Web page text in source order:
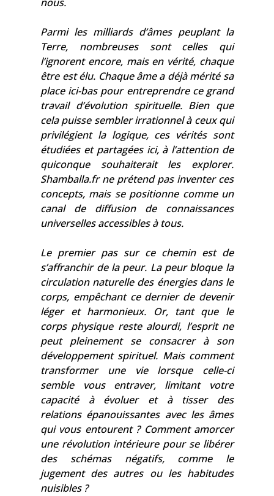
Parmi les milliards d’âmes peuplant la
Terre, nombreuses sont celles qui
l’ignorent encore, mais en vérité, chaque
être est élu. Chaque âme a déjà mérité sa
place ici-bas pour entreprendre ce grand
travail d’évolution spirituelle. Bien que
cela puisse sembler irrationnel à ceux qui
privilégient la logique, ces vérités sont
étudiées et partagées ici, à l’attention de
quiconque souhaiterait les explorer.
Shamballa.fr ne prétend pas inventer ces
concepts, mais se positionne comme un
canal de diffusion de connaissances
universelles accessibles à tous.
Le premier pas sur ce chemin est de
s’affranchir de la peur. La peur bloque la
circulation naturelle des énergies dans le
corps, empêchant ce dernier de devenir
léger et harmonieux. Or, tant que le
corps physique reste alourdi, l’esprit ne
peut pleinement se consacrer à son
développement spirituel. Mais comment
transformer une vie lorsque celle-ci
semble vous entraver, limitant votre
capacité à évoluer et à tisser des
relations épanouissantes avec les âmes
qui vous entourent ? Comment amorcer
une révolution intérieure pour se libérer
des schémas négatifs, comme le
jugement des autres ou les habitudes
nuisibles ?